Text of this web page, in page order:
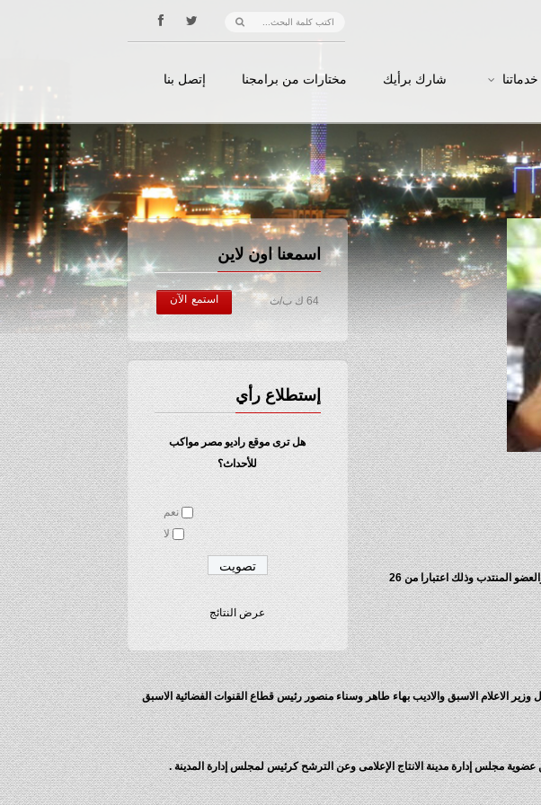
خدماتنا شارك برأيك مختارات من برامجنا إتصل بنا
اسمعنا اون لاين
64 ك ب/ث استمع الآن
إستطلاع رأي
هل ترى موقع راديو مصر مواكب
للأحداث؟
نعم
لا
عرض النتائج
أعلنت الشركة الشركة المصرية لمدينة الانتاج الاعلامي الثلاثاء ترشيح أسامة حسن عطوه هيكل لرئاسة مجلس ادارة الشركة والعضو المنتدب وذلك اعتبارا من 26
وزير الاعلام الاسبق والاديب بهاء طاهر وسناء منصور رئيس قطاع القنوات الفضائية الاسبق